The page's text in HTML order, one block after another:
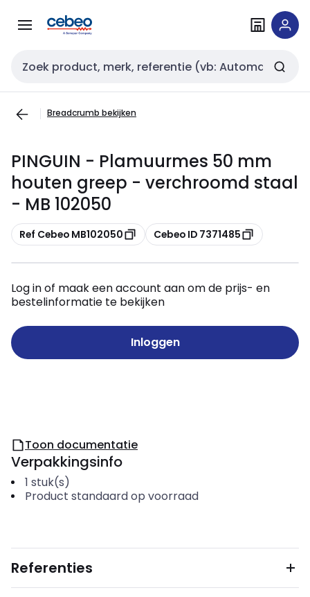
naar
naar
Zoekveld invoer
Breadcrumb bekijken
PINGUIN - Plamuurmes 50 mm
houten greep - verchroomd staal
- MB 102050
Kopiëren
Ref Cebeo MB102050 Kopiëren
Cebeo ID 7371485
Log in of maak een account aan om de prijs- en
bestelinformatie te bekijken
Inloggen
Toon documentatie
Verpakkingsinfo
1 stuk(s)
Product standaard op voorraad
Referenties